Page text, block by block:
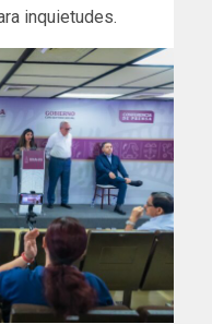
inquietudes.